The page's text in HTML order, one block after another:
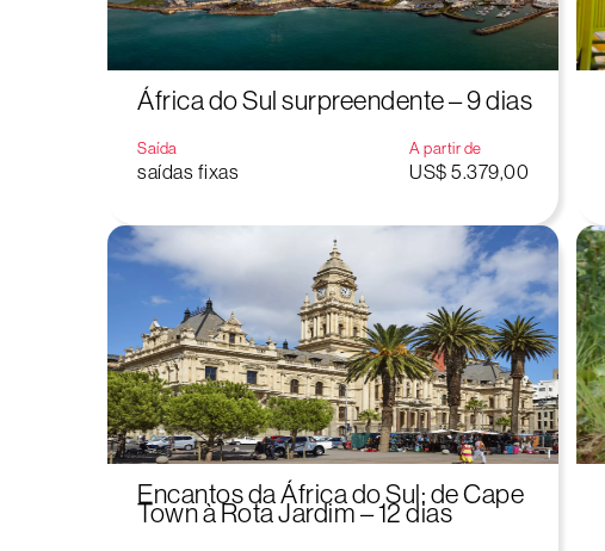
África do Sul surpreendente – 9 dias
Saída
saídas fixas
A partir de
US$ 5.379,00
Encantos da África do Sul: de Cape
Town à Rota Jardim – 12 dias